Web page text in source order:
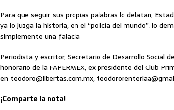
Para que seguir, sus propias palabras lo delatan,
ya lo juzga la historia, en el “policía del mundo”, lo
simplemente una falacia
Periodista y escritor, Secretario de Desarrollo Social
honorario de la FAPERMEX, ex presidente del Club
en teodoro@libertas.com.mx,
¡Comparte la nota!